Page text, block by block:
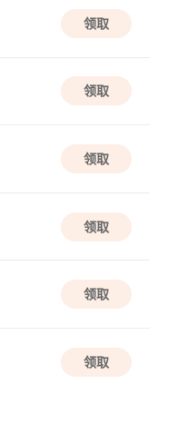
盗墓笔记：启程
角色扮演 悬疑
二次元 动作
领取
领取
领取
领取
领取
领取